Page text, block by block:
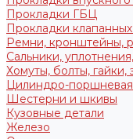
Прокладки ГБЦ
Прокладки
Ремни, кронштейны,
Сальники,
Хомуты, болты,
Цилиндро-поршневая
Шестерни и шкивы
Кузовные детали
Железо